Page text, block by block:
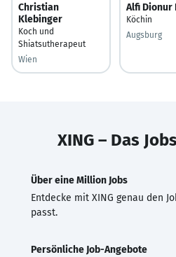
Christian
Klebinger
Koch und
Shiatsutherapeut
Wien
Alfi Dionur
Köchin
Augsburg
XING – Das
Über eine Million Jobs
Entdecke mit XING genau den
passt.
Persönliche Job-Angebote